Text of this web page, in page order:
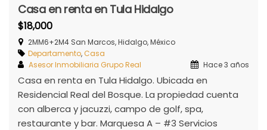
Casa en renta en Tula Hidalgo
$18,000
2MM6+2M4 San Marcos, Hidalgo, México
Departamento,Casa
Asesor Inmobiliaria Grupo Real
Hace 3 años
Casa en renta en Tula Hidalgo. Ubicada en
Residencial Real del Bosque. La propiedad cuenta
con alberca y jacuzzi, campo de golf, spa,
restaurante y bar. Marquesa A – #3 Servicios